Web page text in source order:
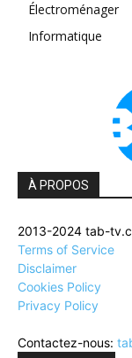
Électroménager
Informatique
À PROPOS
2013-2024 tab-
Terms of Service
Disclaimer
Cookies Policy
Privacy Policy
Contactez-nous: